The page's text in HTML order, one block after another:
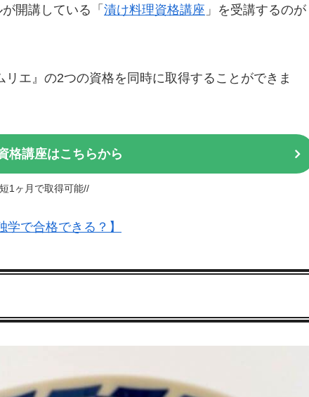
開講している「 漬け料理資格講座 」を受講するのが
リエ』の2つの資格を同時に取得することができま
格講座はこちらから
1ヶ月で取得可能//
で合格できる？】